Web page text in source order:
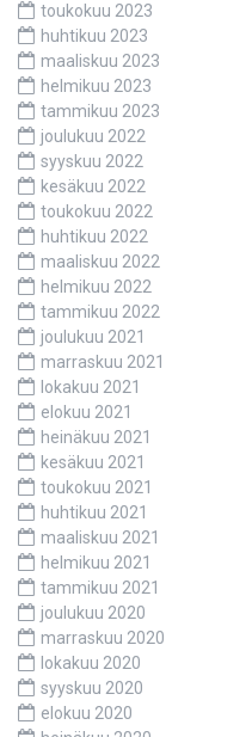
toukokuu 2023
huhtikuu 2023
maaliskuu 2023
helmikuu 2023
tammikuu 2023
joulukuu 2022
syyskuu 2022
kesäkuu 2022
toukokuu 2022
huhtikuu 2022
maaliskuu 2022
helmikuu 2022
tammikuu 2022
joulukuu 2021
marraskuu 2021
lokakuu 2021
elokuu 2021
heinäkuu 2021
kesäkuu 2021
toukokuu 2021
huhtikuu 2021
maaliskuu 2021
helmikuu 2021
tammikuu 2021
joulukuu 2020
marraskuu 2020
lokakuu 2020
syyskuu 2020
elokuu 2020